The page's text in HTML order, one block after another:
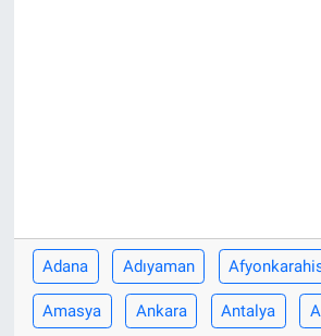
Adana Adıyaman
Amasya Ankara Antalya